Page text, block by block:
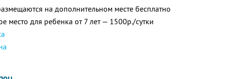
на дополнительном месте бесплатно
место для ребенка от 7 лет — 1500р./сутки